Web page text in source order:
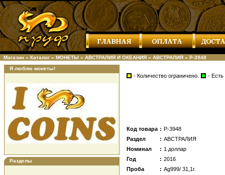
Магазин » Каталог » МОНЕТЫ » АВСТРАЛИЯ И ОКЕАНИЯ » АВСТРАЛИЯ » Р-3948
Я люблю монеты!
Разделы
- Количество ограничено. - Есть
Код товара : Р-3948
Раздел
: АВСТРАЛИЯ
Номинал
: 1 доллар
Год
: 2016
Проба
: Ag999/ 31,1г.